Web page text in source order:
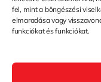
fel, mint a böngészési
elmaradása vagy
funkciókat és funkciókat.